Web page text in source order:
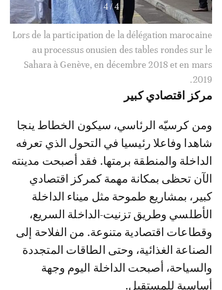
4
/
4
Lors de la participation de la délégation marocaine
au processus onusien des tables rondes sur le
Sahara à Genève, en décembre 2018 et en mars
2019.
مركز اقتصادي كبير
ومن كرسيّه الرئاسي، سيكون الخطاط ينجا
شاهدا وفاعلا رئيسيا في التحول الذي تعرفه
الداخلة والمنطقة برمتها. فقد أصبحت مدينته
الآن تحظى بمكانة مهمة كمركز اقتصادي
كبير، بمشاريع طموحة مثل ميناء الداخلة
الأطلسي وطريق تزنيت-الداخلة السريع،
وقطاعات اقتصادية متنوعة. من الفلاحة إلى
الصناعة الغذائية، وحتى الطاقات المتجددة
والسياحة، أصبحت الداخلة اليوم وجهة
أساسية للمستقبل.